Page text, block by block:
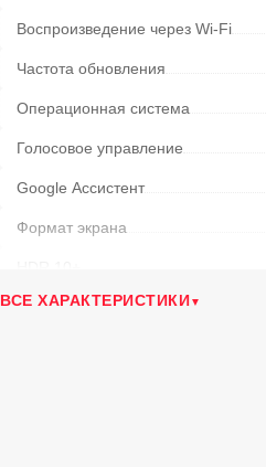
Воспроизведение через Wi-Fi
Частота обновления
Операционная система
Голосовое управление
Google Ассистент
Формат экрана
BlueTooth
ВСЕ ХАРАКТЕРИСТИКИ